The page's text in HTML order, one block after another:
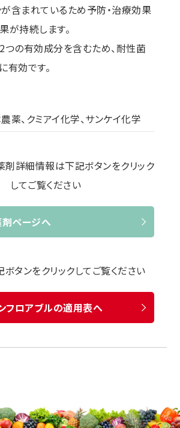
含まれているため予防・治療効果
が持続します。
つの有効成分を含むため、耐性菌
有効です。
薬、クミアイ化学、サンケイ化学
詳細情報は下記ボタンをクリック
してご覧ください
ページへ
タンをクリックしてご覧ください
フロアブルの適用表へ